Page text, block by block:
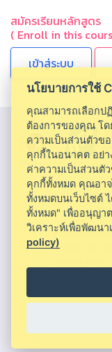
สมัครเรียนหลักสูตร
( Enroll in this
CMU MOOC |
Information
University
053943855
นโยบายการใช้
คุณสามารถเลือกป
ต้องการของคุณ โด
ความเป็นส่วนตัวข
คุกกี้ในอนาคต อย่า
ค่าความเป็นส่วนตั
คุกกี้ทั้งหมด คุณอาจ
ทั้งหมดบนเว็บไซต์
ทั้งหมด" เพื่ออนุญา
วิเคราะห์เพื่อพัฒน
policy)